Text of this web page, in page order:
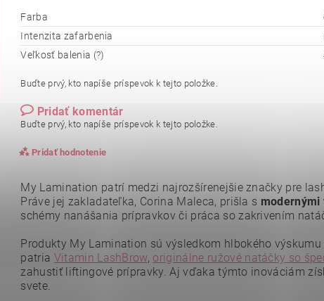
Farba
Intenzita zafarbenia
Veľkosť balenia (?)
Buďte prvý, kto napíše príspevok k tejto položke.
Pridať komentár
Buďte prvý, kto napíše príspevok k tejto položke.
Pridať hodnotenie
My Lamination patrí medzi najrozšírenejšie značky pre
Práve jej zakladateľka, Corina Maleca, prišla s
schémy nanášania prípravkov či práca so zakrivením
Produkty My Lamination sú výsledkom hlbokého
patria Vitamin LashBrow, originálne ružové natáčky so
zahustiť liftingové prípravky. Aj vďaka týmto inováciám
svete.